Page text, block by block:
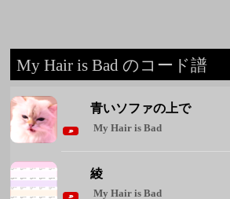
My Hair is Bad のコード譜
青いソファの上で
My Hair is Bad
綾
My Hair is Bad